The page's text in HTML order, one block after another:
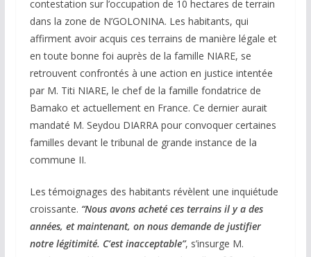
contestation sur l’occupation de 10 hectares de terrain
dans la zone de N’GOLONINA. Les habitants, qui
affirment avoir acquis ces terrains de manière légale et
en toute bonne foi auprès de la famille NIARE, se
retrouvent confrontés à une action en justice intentée
par M. Titi NIARE, le chef de la famille fondatrice de
Bamako et actuellement en France. Ce dernier aurait
mandaté M. Seydou DIARRA pour convoquer certaines
familles devant le tribunal de grande instance de la
commune II.
Les témoignages des habitants révèlent une inquiétude
croissante. “Nous avons acheté ces terrains il y a des
années, et maintenant, on nous demande de justifier
notre légitimité. C’est inacceptable”, s’insurge M.